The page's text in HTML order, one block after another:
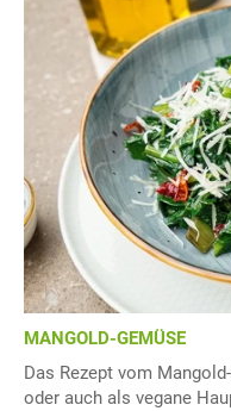
MANGOLD-GEMÜSE
Das Rezept vom
oder auch als vegane